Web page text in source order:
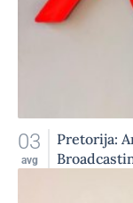
03
avg
Pretorija: